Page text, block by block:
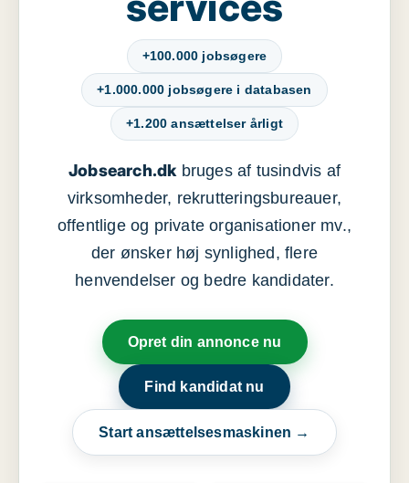
+100.000 jobsøgere
+1.000.000 jobsøgere i databasen
+1.200 ansættelser årligt
Jobsearch.dkbruges af tusindvis af
virksomheder, rekrutteringsbureauer,
offentlige og private organisationer mv.,
der ønsker høj synlighed, flere
henvendelser og bedre kandidater.
Opret din annonce nu
Find kandidat nu
Start ansættelsesmaskinen →